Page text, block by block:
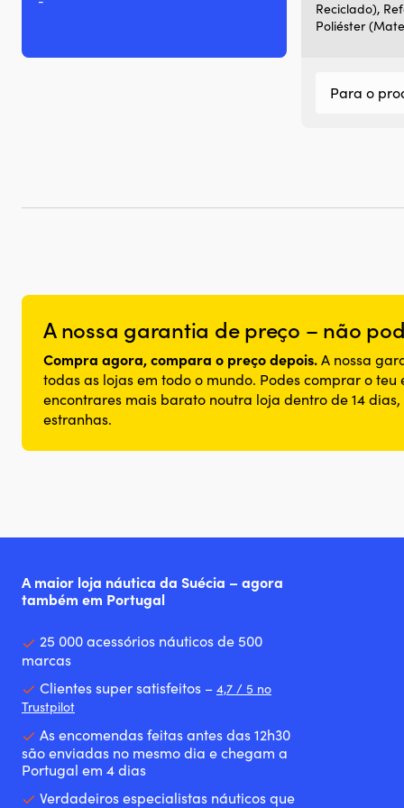
Reciclado),
Poliéster
Para o
A nossa garantia de preço – não
Compra agora, compara o preço depois.A nossa
todas as lojas em todo o mundo. Podes comprar o
encontrares mais barato noutra loja dentro de 14
estranhas.
A maior loja náutica da Suécia – agora
também em Portugal
25 000 acessórios náuticos de 500
marcas
Clientes super satisfeitos – 4,7 / 5 no
Trustpilot
As encomendas feitas antes das 12h30
são enviadas no mesmo dia e chegam a
Portugal em 4 dias
Verdadeiros especialistas náuticos que